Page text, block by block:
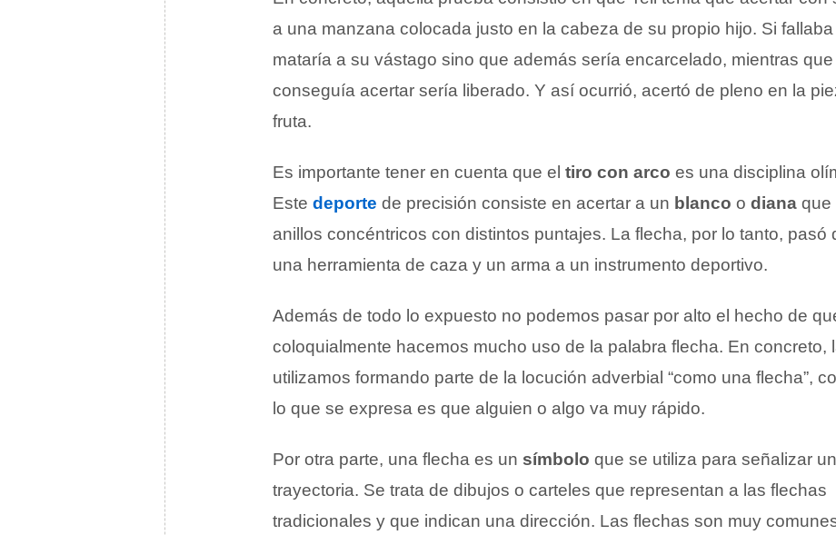
a una manzana colocada justo en la cabeza de su propio hijo. Si
mataría a su vástago sino que además sería encarcelado, mientras que
conseguía acertar sería liberado. Y así ocurrió, acertó de pleno en la
fruta.
Es importante tener en cuenta que el tiro con arco es una disciplina
Este deporte de precisión consiste en acertar a un blanco o diana que
anillos concéntricos con distintos puntajes. La flecha, por lo tanto, pasó
una herramienta de caza y un arma a un instrumento deportivo.
Además de todo lo expuesto no podemos pasar por alto el hecho de
coloquialmente hacemos mucho uso de la palabra flecha. En concreto,
utilizamos formando parte de la locución adverbial “como una flecha”,
lo que se expresa es que alguien o algo va muy rápido.
Por otra parte, una flecha es un símbolo que se utiliza para señalizar
trayectoria. Se trata de dibujos o carteles que representan a las flechas
tradicionales y que indican una dirección. Las flechas son muy